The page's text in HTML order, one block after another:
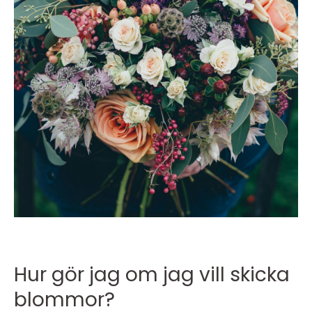
Hur gör jag om jag vill skicka
blommor?